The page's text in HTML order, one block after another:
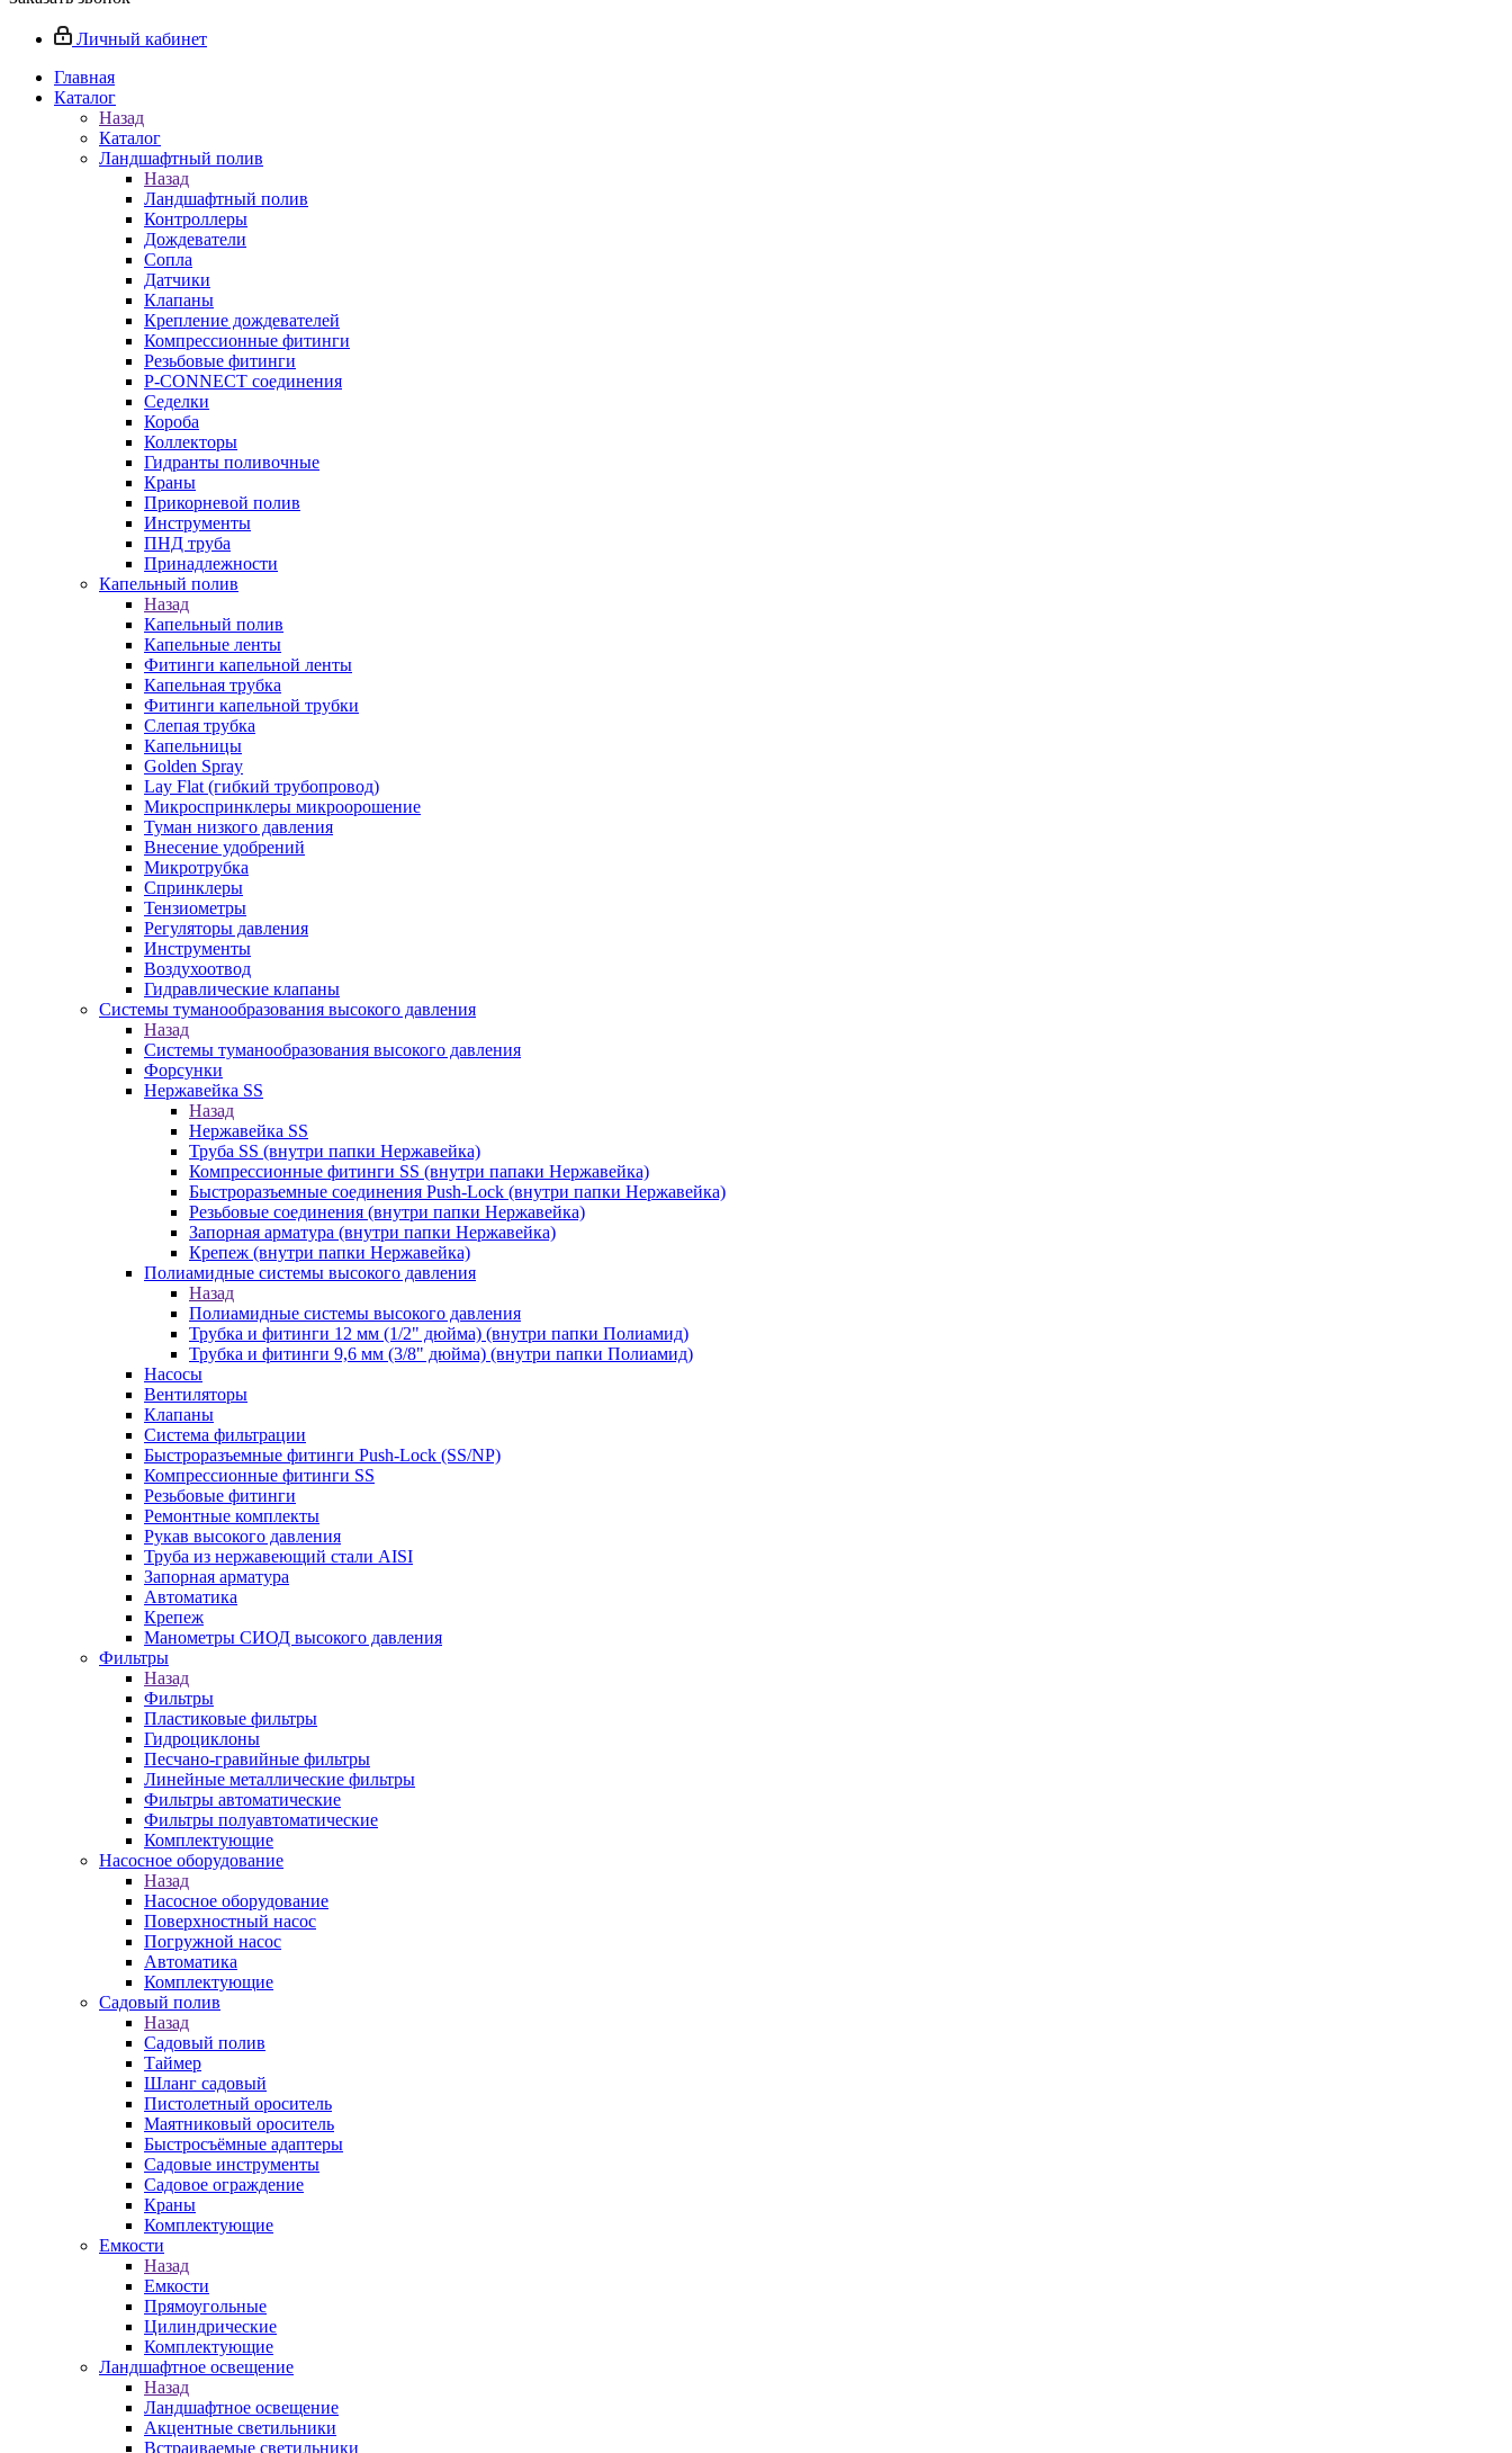
Личный кабинет
Главная
Каталог
Назад
Каталог
Ландшафтный полив
Назад
Ландшафтный полив
Контроллеры
Дождеватели
Сопла
Датчики
Клапаны
Крепление дождевателей
Компрессионные фитинги
Резьбовые фитинги
P-CONNECT соединения
Седелки
Короба
Коллекторы
Гидранты поливочные
Краны
Прикорневой полив
Инструменты
ПНД труба
Принадлежности
Капельный полив
Назад
Капельный полив
Капельные ленты
Фитинги капельной ленты
Капельная трубка
Фитинги капельной трубки
Слепая трубка
Капельницы
Golden Spray
Lay Flat (гибкий трубопровод)
Микроспринклеры микроорошение
Туман низкого давления
Внесение удобрений
Микротрубка
Спринклеры
Тензиометры
Регуляторы давления
Инструменты
Воздухоотвод
Гидравлические клапаны
Системы туманообразования высокого давления
Назад
Системы туманообразования высокого давления
Форсунки
Нержавейка SS
Назад
Нержавейка SS
Труба SS (внутри папки Нержавейка)
Компрессионные фитинги SS (внутри папаки Нержавейка)
Быстроразъемные соединения Push-Lock (внутри папки Нержавейка)
Резьбовые соединения (внутри папки Нержавейка)
Запорная арматура (внутри папки Нержавейка)
Крепеж (внутри папки Нержавейка)
Полиамидные системы высокого давления
Назад
Полиамидные системы высокого давления
Трубка и фитинги 12 мм (1/2" дюйма) (внутри папки Полиамид)
Трубка и фитинги 9,6 мм (3/8" дюйма) (внутри папки Полиамид)
Насосы
Вентиляторы
Клапаны
Система фильтрации
Быстроразъемные фитинги Push-Lock (SS/NP)
Компрессионные фитинги SS
Резьбовые фитинги
Ремонтные комплекты
Рукав высокого давления
Труба из нержавеющий стали AISI
Запорная арматура
Автоматика
Крепеж
Манометры СИОД высокого давления
Фильтры
Назад
Фильтры
Пластиковые фильтры
Гидроциклоны
Песчано-гравийные фильтры
Линейные металлические фильтры
Фильтры автоматические
Фильтры полуавтоматические
Комплектующие
Насосное оборудование
Назад
Насосное оборудование
Поверхностный насос
Погружной насос
Автоматика
Комплектующие
Садовый полив
Назад
Садовый полив
Таймер
Шланг садовый
Пистолетный ороситель
Маятниковый ороситель
Быстросъёмные адаптеры
Садовые инструменты
Садовое ограждение
Краны
Комплектующие
Емкости
Назад
Емкости
Прямоугольные
Цилиндрические
Комплектующие
Ландшафтное освещение
Назад
Ландшафтное освещение
Акцентные светильники
Встраиваемые светильники